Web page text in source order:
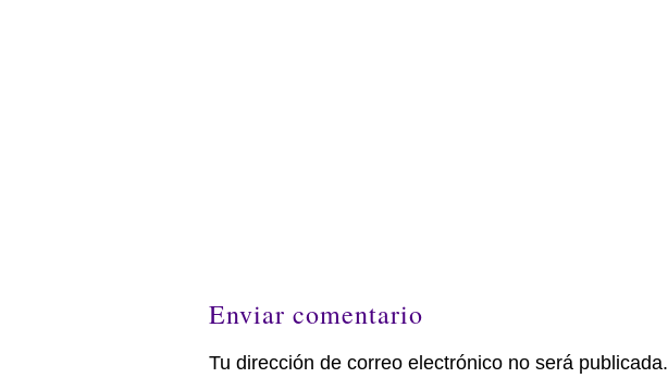
Enviar comentario
Tu dirección de correo electrónico no será publicada.